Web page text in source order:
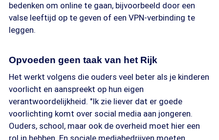
bedenken om online te gaan, bijvoorbeeld door een
valse leeftijd op te geven of een VPN-verbinding te
leggen.
Opvoeden geen taak van het Rijk
Het werkt volgens die ouders veel beter als je kinderen
voorlicht en aanspreekt op hun eigen
verantwoordelijkheid. "Ik zie liever dat er goede
voorlichting komt over social media aan jongeren.
Ouders, school, maar ook de overheid moet hier een
rol in hebben. En sociale mediabedrijven moeten